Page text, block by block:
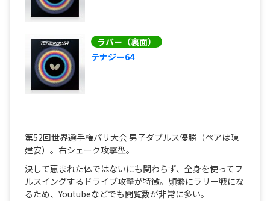
ラバー（裏面）
テナジー64
第52回世界選手権パリ大会 男子ダブルス優勝（ペアは陳
建安）。右シェーク攻撃型。
決して恵まれた体ではないにも関わらず、全身を使ってフ
ルスイングするドライブ攻撃が特徴。頻繁にラリー戦にな
るため、Youtubeなどでも閲覧数が非常に多い。